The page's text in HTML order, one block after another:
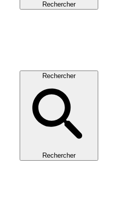
Rechercher
Rechercher
Rechercher